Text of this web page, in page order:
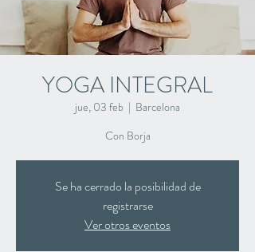
YOGA INTEGRAL
jue, 03 feb
  |
Barcelona
Con Borja
Se ha cerrado la posibilidad de
registrarse
Ver otros eventos